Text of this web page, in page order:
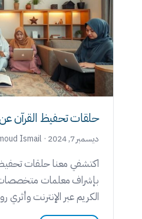
حلقات تحفيظ القرآن
ديسمبر 7, 2024 · Mahmoud Ismail
اكتشفي معنا حلقات
بإشراف معلمات متخصصات.
الكريم عبر الإنترنت وأثري